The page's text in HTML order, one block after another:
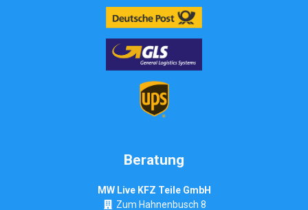
Beratung
MW Live KFZ Teile GmbH
Zum Hahnenbusch 8